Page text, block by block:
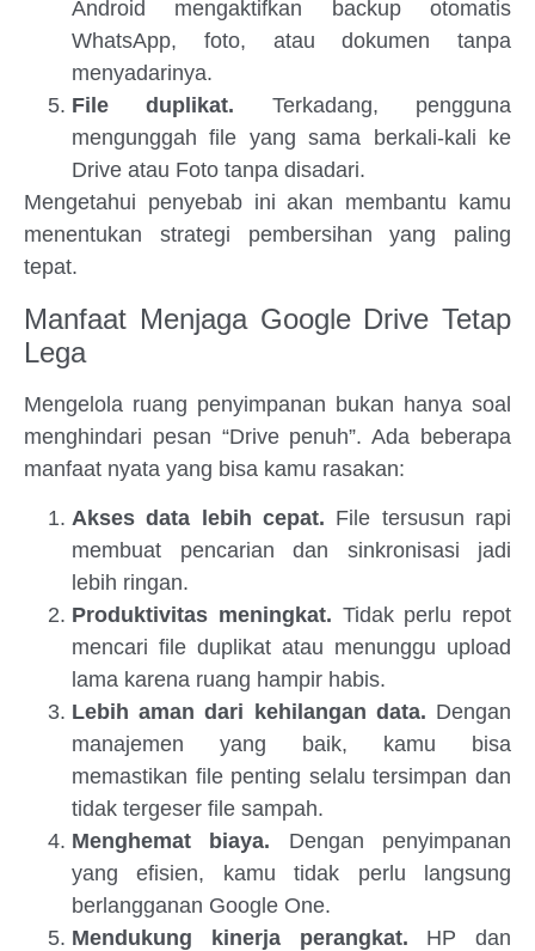
Android mengaktifkan backup otomatis
WhatsApp, foto, atau dokumen tanpa
menyadarinya.
File duplikat. Terkadang, pengguna
mengunggah file yang sama berkali-kali ke
Drive atau Foto tanpa disadari.
Mengetahui penyebab ini akan membantu kamu
menentukan strategi pembersihan yang paling
tepat.
Manfaat Menjaga Google Drive Tetap
Lega
Mengelola ruang penyimpanan bukan hanya soal
menghindari pesan “Drive penuh”. Ada beberapa
manfaat nyata yang bisa kamu rasakan:
Akses data lebih cepat. File tersusun rapi
membuat pencarian dan sinkronisasi jadi
lebih ringan.
Produktivitas meningkat. Tidak perlu repot
mencari file duplikat atau menunggu upload
lama karena ruang hampir habis.
Lebih aman dari kehilangan data. Dengan
manajemen yang baik, kamu bisa
memastikan file penting selalu tersimpan dan
tidak tergeser file sampah.
Menghemat biaya. Dengan penyimpanan
yang efisien, kamu tidak perlu langsung
berlangganan Google One.
Mendukung kinerja perangkat. HP dan